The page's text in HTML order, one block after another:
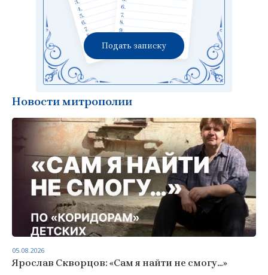
Подать записку
Новости митрополии
Ярослав Скворцов: «Сам я найти не смогу…»
05.08.2026